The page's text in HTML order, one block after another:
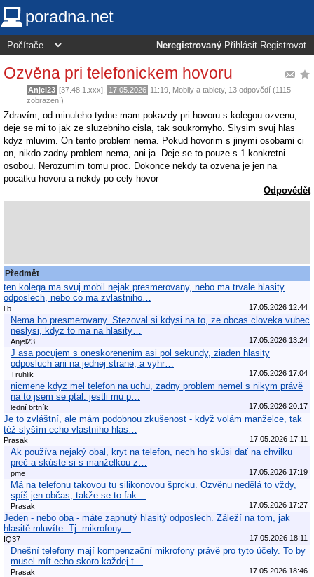
poradna.net
Neregistrovaný Přihlásit Registrovat
Ozvěna pri telefonickem hovoru
Anjel23 [37.48.1.xxx], 17.05.2026 11:19 Mobily a tablety, 13 odpovědí (1115
zobrazení)
Zdravím, od minuleho tydne mam pokazdy pri hovoru s kolegou ozvenu,
deje se mi to jak ze sluzebniho cisla, tak soukromyho. Slysim svuj hlas
kdyz mluvim. On tento problem nema. Pokud hovorim s jinymi osobami ci
on, nikdo zadny problem nema, ani ja. Deje se to pouze s 1 konkretni
osobou. Nerozumim tomu proc. Dokonce nekdy ta ozvena je jen na
pocatku hovoru a nekdy po cely hovor
Odpovědět
Předmět
ten kolega ma svuj mobil nejak presmerovany, nebo ma trvale hlasity
odposlech, nebo co ma zvlastniho…
l.b. 17.05.2026 12:44
Nema ho presmerovany. Stezoval si kdysi na to, ze obcas cloveka vubec
neslysi, kdyz to ma na hlasity…
Anjel23 17.05.2026 13:24
J asa pocujem s oneskorenenim asi pol sekundy, ziaden hlasity
odposluch ani na jednej strane, a vyhr…
Truhlik 17.05.2026 17:04
nicmene kdyz mel telefon na uchu, zadny problem nemel s nikym právě
na to jsem se ptal. jestli mu p…
lední brtník 17.05.2026 20:17
Je to zvláštní, ale mám podobnou zkušenost - když volám manželce, tak
též slyším echo vlastního hlas…
Prasak 17.05.2026 17:11
Ak používa nejaký obal, kryt na telefon, nech ho skúsi dať na chvilku
preč a skúste si s manželkou z…
pme 17.05.2026 17:19
Má na telefonu takovou tu silikonovou šprcku. Ozvěnu nedělá to vždy,
spíš jen občas, takže se to fak…
Prasak 17.05.2026 17:27
Jeden - nebo oba - máte zapnutý hlasitý odposlech. Záleží na tom, jak
hlasitě mluvíte. Tj. mikrofony…
IQ37 17.05.2026 18:11
Dnešní telefony mají kompenzační mikrofony právě pro tyto účely. To by
musel mít echo skoro každej t…
Prasak 17.05.2026 18:46